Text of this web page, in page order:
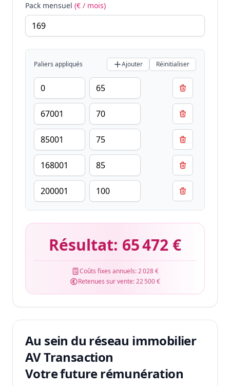
Pack mensuel (€ / mois)
Paliers appliqués Ajouter Réinitialiser
Résultat: 65 472 €
Coûts fixes annuels:2 028 €
Retenues sur vente:22 500 €
Au sein du réseau immobilier
AV Transaction
Votre future rémunération